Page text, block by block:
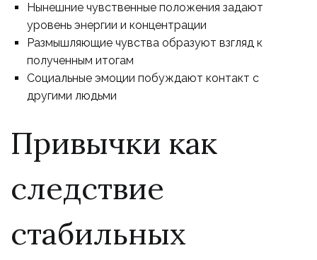
Нынешние чувственные положения задают
уровень энергии и концентрации
Размышляющие чувства образуют взгляд к
полученным итогам
Социальные эмоции побуждают контакт с
другими людьми
Привычки как
следствие
стабильных